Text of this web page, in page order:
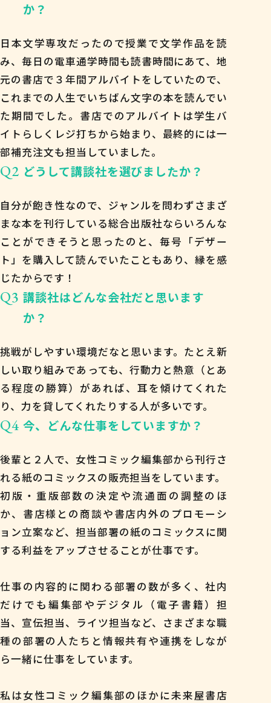
か？
日本文学専攻だったので授業で文学作品を読
み、毎日の電車通学時間も読書時間にあて、地
元の書店で３年間アルバイトをしていたので、
これまでの人生でいちばん文字の本を読んでい
た期間でした。書店でのアルバイトは学生バ
イトらしくレジ打ちから始まり、最終的には一
部補充注文も担当していました。
Q2 どうして講談社を選びましたか？
自分が飽き性なので、ジャンルを問わずさまざ
まな本を刊行している総合出版社ならいろんな
ことができそうと思ったのと、毎号「デザー
ト」を購入して読んでいたこともあり、縁を感
じたからです！
Q3 講談社はどんな会社だと思います
か？
挑戦がしやすい環境だなと思います。たとえ新
しい取り組みであっても、行動力と熱意（とあ
る程度の勝算）があれば、耳を傾けてくれた
り、力を貸してくれたりする人が多いです。
Q4 今、どんな仕事をしていますか？
後輩と２人で、女性コミック編集部から刊行さ
れる紙のコミックスの販売担当をしています。
初版・重版部数の決定や流通面の調整のほ
か、書店様との商談や書店内外のプロモーシ
ョン立案など、担当部署の紙のコミックスに関
する利益をアップさせることが仕事です。
仕事の内容的に関わる部署の数が多く、社内
だけでも編集部やデジタル（電子書籍）担
当、宣伝担当、ライツ担当など、さまざまな職
種の部署の人たちと情報共有や連携をしなが
ら一緒に仕事をしています。
私は女性コミック編集部のほかに未来屋書店